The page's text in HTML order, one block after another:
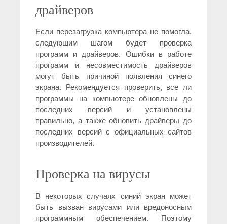
драйверов
Если перезагрузка компьютера не помогла,
следующим шагом будет проверка
программ и драйверов. Ошибки в работе
программ и несовместимость драйверов
могут быть причиной появления синего
экрана. Рекомендуется проверить, все ли
программы на компьютере обновлены до
последних версий и установлены
правильно, а также обновить драйверы до
последних версий с официальных сайтов
производителей.
Проверка на вирусы
В некоторых случаях синий экран может
быть вызван вирусами или вредоносным
программным обеспечением. Поэтому